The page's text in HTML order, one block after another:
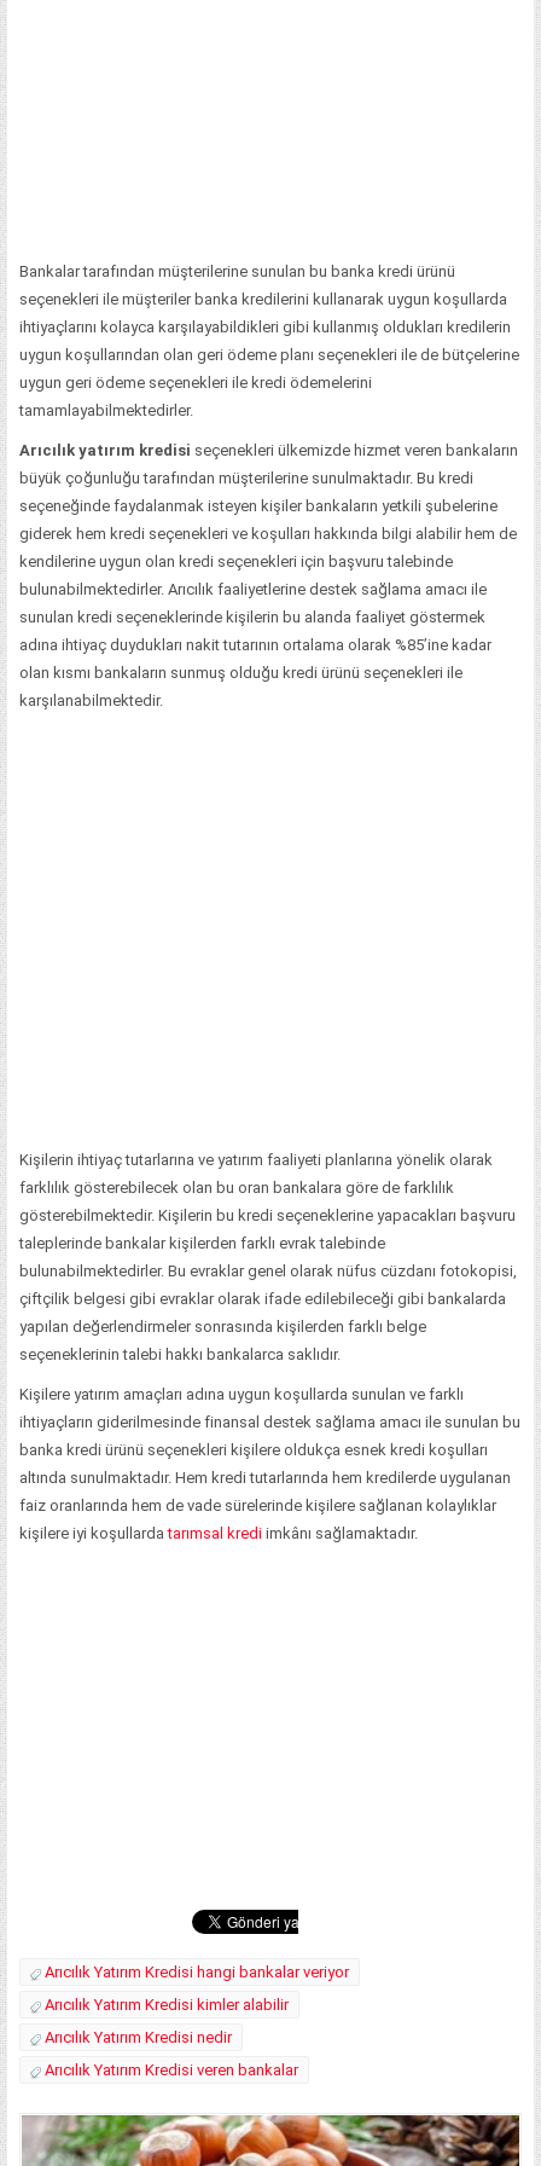
Bankalar tarafından müşterilerine sunulan bu banka kredi ürünü
seçenekleri ile müşteriler banka kredilerini kullanarak uygun koşullarda
ihtiyaçlarını kolayca karşılayabildikleri gibi kullanmış oldukları kredilerin
uygun koşullarından olan geri ödeme planı seçenekleri ile de bütçelerine
uygun geri ödeme seçenekleri ile kredi ödemelerini
tamamlayabilmektedirler.
Arıcılık yatırım kredisi seçenekleri ülkemizde hizmet veren bankaların
büyük çoğunluğu tarafından müşterilerine sunulmaktadır. Bu kredi
seçeneğinde faydalanmak isteyen kişiler bankaların yetkili şubelerine
giderek hem kredi seçenekleri ve koşulları hakkında bilgi alabilir hem de
kendilerine uygun olan kredi seçenekleri için başvuru talebinde
bulunabilmektedirler. Arıcılık faaliyetlerine destek sağlama amacı ile
sunulan kredi seçeneklerinde kişilerin bu alanda faaliyet göstermek
adına ihtiyaç duydukları nakit tutarının ortalama olarak %85’ine kadar
olan kısmı bankaların sunmuş olduğu kredi ürünü seçenekleri ile
karşılanabilmektedir.
Kişilerin ihtiyaç tutarlarına ve yatırım faaliyeti planlarına yönelik olarak
farklılık gösterebilecek olan bu oran bankalara göre de farklılık
gösterebilmektedir. Kişilerin bu kredi seçeneklerine yapacakları başvuru
taleplerinde bankalar kişilerden farklı evrak talebinde
bulunabilmektedirler. Bu evraklar genel olarak nüfus cüzdanı fotokopisi,
çiftçilik belgesi gibi evraklar olarak ifade edilebileceği gibi bankalarda
yapılan değerlendirmeler sonrasında kişilerden farklı belge
seçeneklerinin talebi hakkı bankalarca saklıdır.
Kişilere yatırım amaçları adına uygun koşullarda sunulan ve farklı
ihtiyaçların giderilmesinde finansal destek sağlama amacı ile sunulan bu
banka kredi ürünü seçenekleri kişilere oldukça esnek kredi koşulları
altında sunulmaktadır. Hem kredi tutarlarında hem kredilerde uygulanan
faiz oranlarında hem de vade sürelerinde kişilere sağlanan kolaylıklar
kişilere iyi koşullardatarımsal kredi imkânı sağlamaktadır.
Arıcılık Yatırım Kredisi hangi bankalar veriyor
Arıcılık Yatırım Kredisi kimler alabilir
Arıcılık Yatırım Kredisi nedir
Arıcılık Yatırım Kredisi veren bankalar